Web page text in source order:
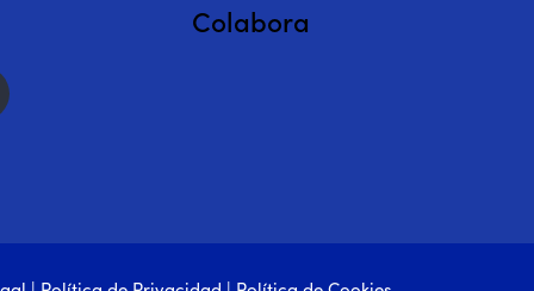
Colabora